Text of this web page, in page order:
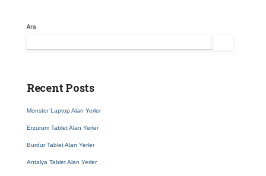
Ara
Recent Posts
Monster Laptop Alan Yerler
Erzurum Tablet Alan Yerler
Burdur Tablet Alan Yerler
Antalya Tablet Alan Yerler